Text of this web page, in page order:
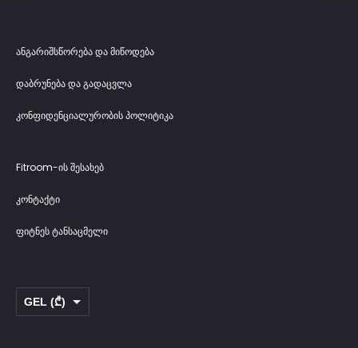
ანგარიშსწორება და მიწოდება
დაბრუნება და გადაცვლა
კონფიდენციალურობის პოლიტიკა
Fitroom-ის შესახებ
კონტაქტი
ფიტნეს ტანსაცმელი
GEL (₾)